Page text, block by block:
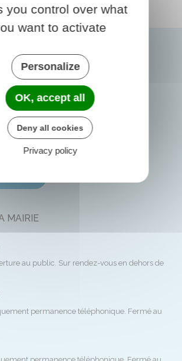
59
MAIRIE
au public. Sur rendez-vous en dehors de
permanence téléphonique. Fermé au
you control over what
want to activate
Personalize
OK, accept all
Deny all cookies
Privacy policy